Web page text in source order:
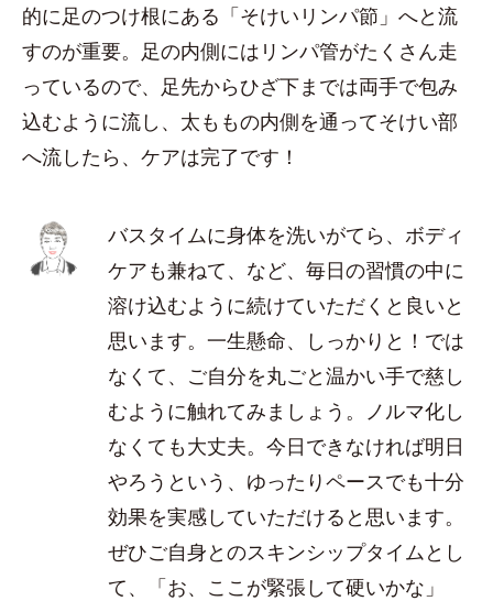
的に足のつけ根にある「そけいリンパ節」へと流
すのが重要。足の内側にはリンパ管がたくさん走
っているので、足先からひざ下までは両手で包み
込むように流し、太ももの内側を通ってそけい部
へ流したら、ケアは完了です！
バスタイムに身体を洗いがてら、ボディ
ケアも兼ねて、など、毎日の習慣の中に
溶け込むように続けていただくと良いと
思います。一生懸命、しっかりと！では
なくて、ご自分を丸ごと温かい手で慈し
むように触れてみましょう。ノルマ化し
なくても大丈夫。今日できなければ明日
やろうという、ゆったりペースでも十分
効果を実感していただけると思います。
ぜひご自身とのスキンシップタイムとし
て、「お、ここが緊張して硬いかな」